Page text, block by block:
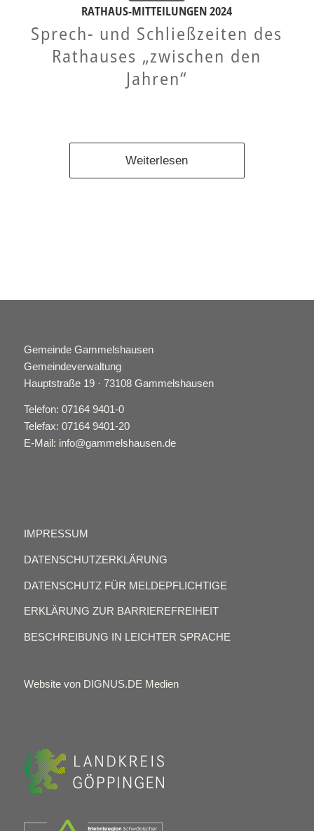
RATHAUS-MITTEILUNGEN 2024
Sprech- und Schließzeiten des
Rathauses „zwischen den
Jahren“
Weiterlesen
Gemeinde Gammelshausen
Gemeindeverwaltung
Hauptstraße 19 · 73108 Gammelshausen
Telefon: 07164 9401-0
Telefax: 07164 9401-20
E-Mail: info@gammelshausen.de
IMPRESSUM
DATENSCHUTZERKLÄRUNG
DATENSCHUTZ FÜR MELDEPFLICHTIGE
ERKLÄRUNG ZUR BARRIEREFREIHEIT
BESCHREIBUNG IN LEICHTER SPRACHE
Website von DIGNUS.DE Medien